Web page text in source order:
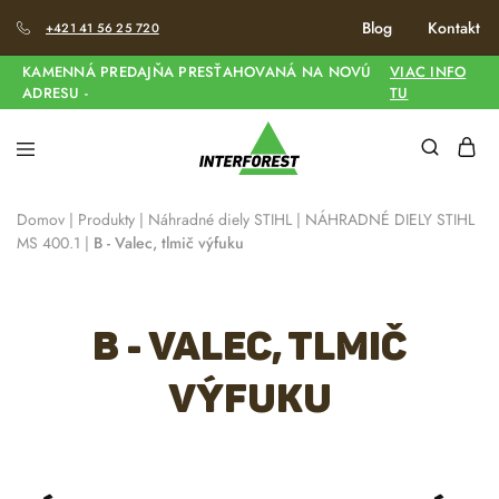
+421 41 56 25 720 Blog Kontakt
KAMENNÁ PREDAJŇA PRESŤAHOVANÁ NA NOVÚ
ADRESU -
VIAC INFO
TU
Domov | Produkty | Náhradné diely STIHL | NÁHRADNÉ DIELY STIHL
MS 400.1 | B - Valec, tlmič výfuku
B - Valec, tlmič
výfuku